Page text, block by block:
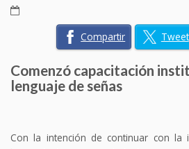
Compartir Tweet
Comenzó capacitación
lenguaje de señas
Con la intención de continuar con la